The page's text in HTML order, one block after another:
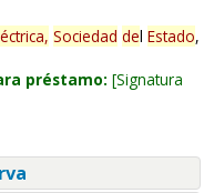
Sociedad del Estado,
préstamo: Signatura